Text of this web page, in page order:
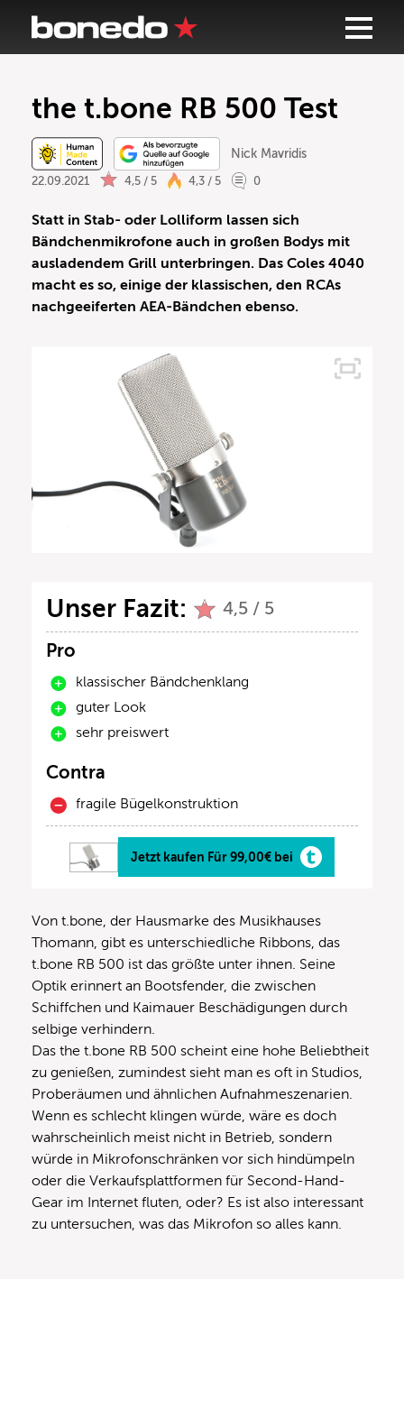
the t.bone RB 500 Test
Nick Mavridis
22.09.2021 4,5 / 5 4,3 / 5 0
Statt in Stab- oder Lolliform lassen sich
Bändchenmikrofone auch in großen Bodys mit
ausladendem Grill unterbringen. Das Coles 4040
macht es so, einige der klassischen, den RCAs
nachgeeiferten AEA-Bändchen ebenso.
Unser Fazit: 4,5 / 5
Pro
klassischer Bändchenklang
guter Look
sehr preiswert
Contra
fragile Bügelkonstruktion
Jetzt kaufen Für 99,00€ bei
Von t.bone, der Hausmarke des Musikhauses
Thomann, gibt es unterschiedliche Ribbons, das
t.bone RB 500 ist das größte unter ihnen. Seine
Optik erinnert an Bootsfender, die zwischen
Schiffchen und Kaimauer Beschädigungen durch
selbige verhindern.
Das the t.bone RB 500 scheint eine hohe Beliebtheit
zu genießen, zumindest sieht man es oft in Studios,
Proberäumen und ähnlichen Aufnahmeszenarien.
Wenn es schlecht klingen würde, wäre es doch
wahrscheinlich meist nicht in Betrieb, sondern
würde in Mikrofonschränken vor sich hindümpeln
oder die Verkaufsplattformen für Second-Hand-
Gear im Internet fluten, oder? Es ist also interessant
zu untersuchen, was das Mikrofon so alles kann.